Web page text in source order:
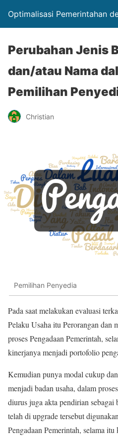
Optimalisasi Pemerintahan
Perubahan Jenis
dan/atau Nama
Pemilihan
Christian
Pemilihan Penyedia
Pada saat melakukan evaluasi
Pelaku Usaha itu Perorangan
proses Pengadaan Pemerintah,
kinerjanya menjadi portofolio
Kemudian punya modal cukup
menjadi badan usaha, dalam
diurus juga akta pendirian
telah di upgrade tersebut
Pengadaan Pemerintah, selama